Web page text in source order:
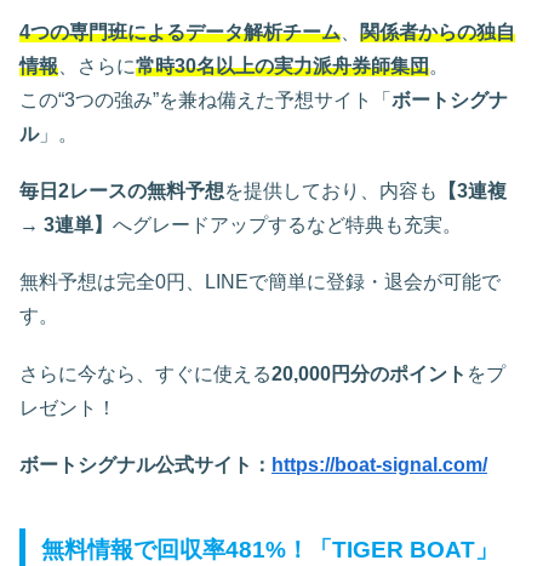
4つの専門班によるデータ解析チーム
関係者からの独自
情報 、さらに常時30名以上の実力派舟券師集団。
この“3つの強み”を兼ね備えた予想サイト「 ボートシグナ
ル」。
毎日2レースの無料予想を提供しており、内容も
【3連複
→ 3連単】 へグレードアップするなど特典も充実。
無料予想は完全0円、LINEで簡単に登録・退会が可能で
す。
さらに今なら、すぐに使える20,000円分のポイント をプ
レゼント！
ボートシグナル公式サイト： https://boat-signal.com/
無料情報で回収率481%！「TIGER BOAT」